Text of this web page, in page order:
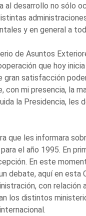
al desarrollo no sólo
y en general a
de Asuntos
que hoy
gran satisfacción
con mi presencia, la
la Presidencia, les
que les informara
el año 1995. En
En este
debate, aquí en esta
con relación
los distintos